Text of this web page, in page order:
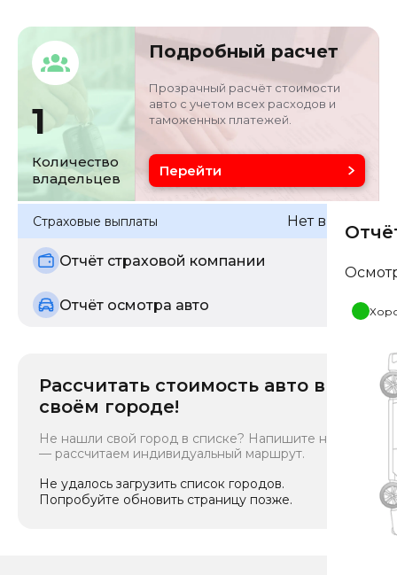
Объём двигателя
1.2 л Желтый
1
Количество
владельцев
Подробный расчет
Прозрачный расчёт стоимости
авто с учетом всех расходов и
таможенных платежей.
Перейти
Страховые выплаты Нет выплат
Отчёт страховой компании
Отчёт осмотра авто
Рассчитать стоимость авто в
своём городе!
Не нашли свой город в списке? Напишите нам
— рассчитаем индивидуальный маршрут.
Не удалось загрузить список городов.
Попробуйте обновить страницу позже.